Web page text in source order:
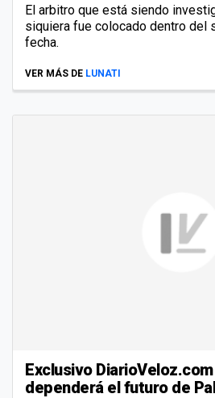
El arbitro que está siendo
siquiera fue colocado dentro del
fecha.
VER MÁS DE LUNATI
Exclusivo
dependerá el futuro de